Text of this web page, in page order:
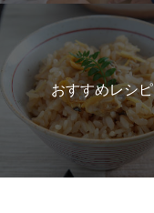
おすすめレシピ